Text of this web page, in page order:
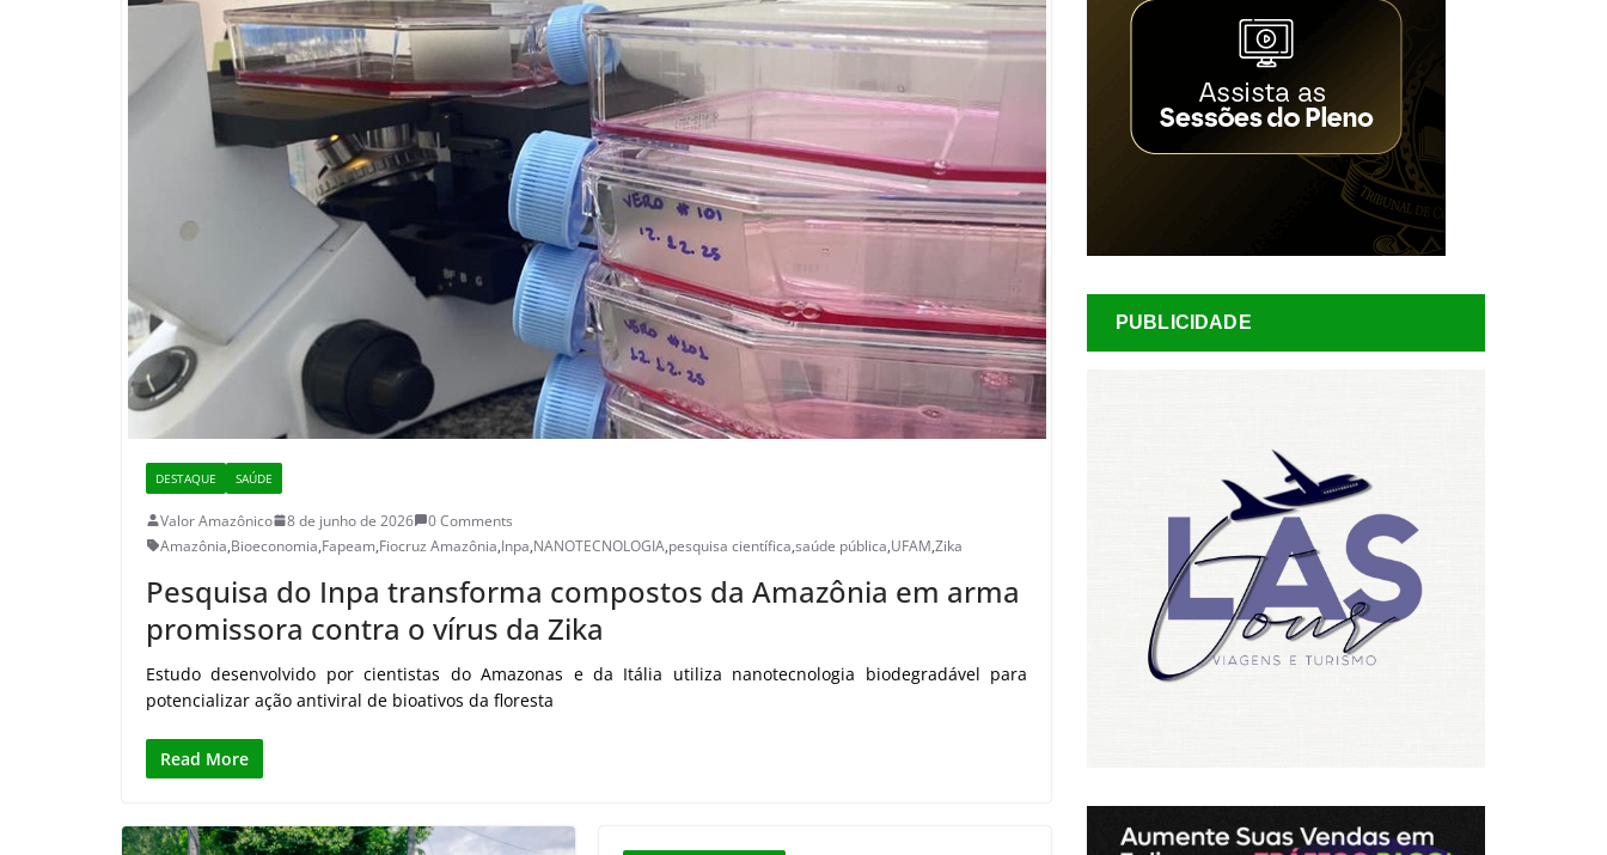
DESTAQUE SAÚDE
Valor Amazônico 8 de junho de 2026
0 Comments
Amazônia,Bioeconomia,Fapeam,Fiocruz Amazônia,Inpa,NANOTECNOLOGIA,pesquisa científica,saúde pública,UFAM,Zika
Pesquisa do Inpa transforma compostos da Amazônia em arma
promissora contra o vírus da Zika
Estudo desenvolvido por cientistas do Amazonas e da Itália utiliza nanotecnologia biodegradável para
potencializar ação antiviral de bioativos da floresta
Read More
PUBLICIDADE